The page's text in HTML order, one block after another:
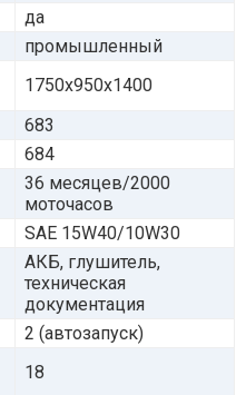
да
промышленный
1750x950x1400
683
684
36 месяцев/2000
моточасов
SAE 15W40/10W30
АКБ, глушитель,
техническая
документация
2 (автозапуск)
18